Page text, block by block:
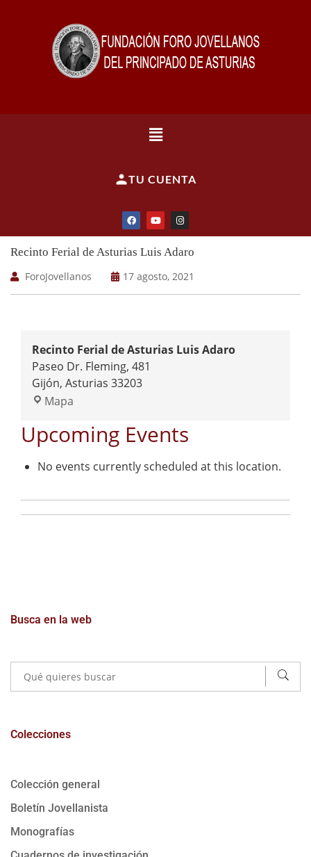
TU CUENTA
Busca en la web
Colecciones
Colección general
Boletín Jovellanista
Monografías
Recinto Ferial de Asturias Luis Adaro
ForoJovellanos
17 agosto, 2021
Recinto Ferial de Asturias Luis Adaro
Paseo Dr. Fleming, 481
Gijón, Asturias 33203
Mapa
Upcoming Events
No events currently scheduled at this location.